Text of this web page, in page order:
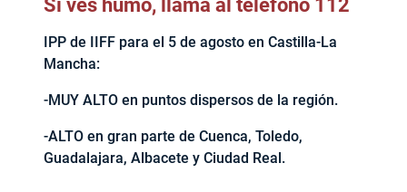
Si ves humo, llama al teléfono 112
IPP de IIFF para el 5 de agosto en Castilla-La
Mancha:
-MUY ALTO en puntos dispersos de la región.
-ALTO en gran parte de Cuenca, Toledo,
Guadalajara, Albacete y Ciudad Real.